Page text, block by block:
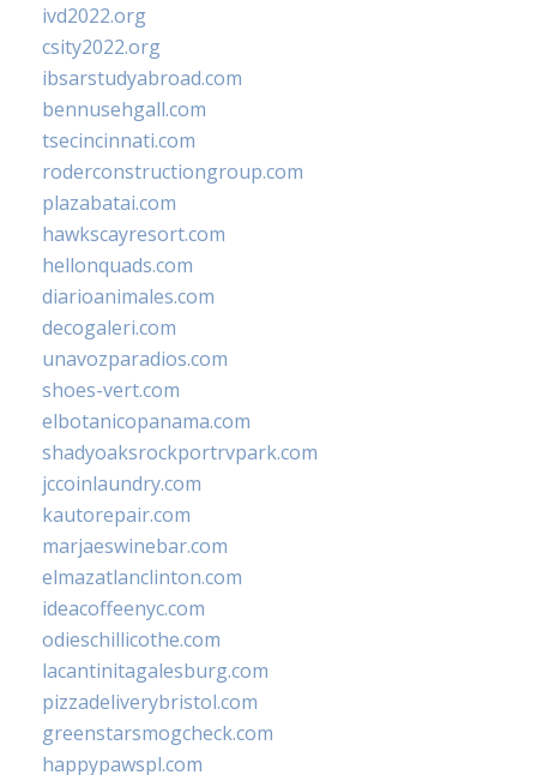
ivd2022.org
csity2022.org
ibsarstudyabroad.com
bennusehgall.com
tsecincinnati.com
roderconstructiongroup.com
plazabatai.com
hawkscayresort.com
hellonquads.com
diarioanimales.com
decogaleri.com
unavozparadios.com
shoes-vert.com
elbotanicopanama.com
shadyoaksrockportrvpark.com
jccoinlaundry.com
kautorepair.com
marjaeswinebar.com
elmazatlanclinton.com
ideacoffeenyc.com
odieschillicothe.com
lacantinitagalesburg.com
pizzadeliverybristol.com
greenstarsmogcheck.com
happypawspl.com